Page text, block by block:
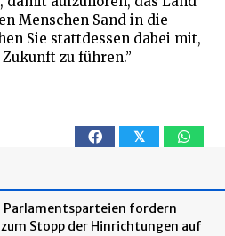
Menschen Sand in die
Sie stattdessen dabei mit,
zu führen.”
𝕏
fordern
Stopp der Hinrichtungen auf